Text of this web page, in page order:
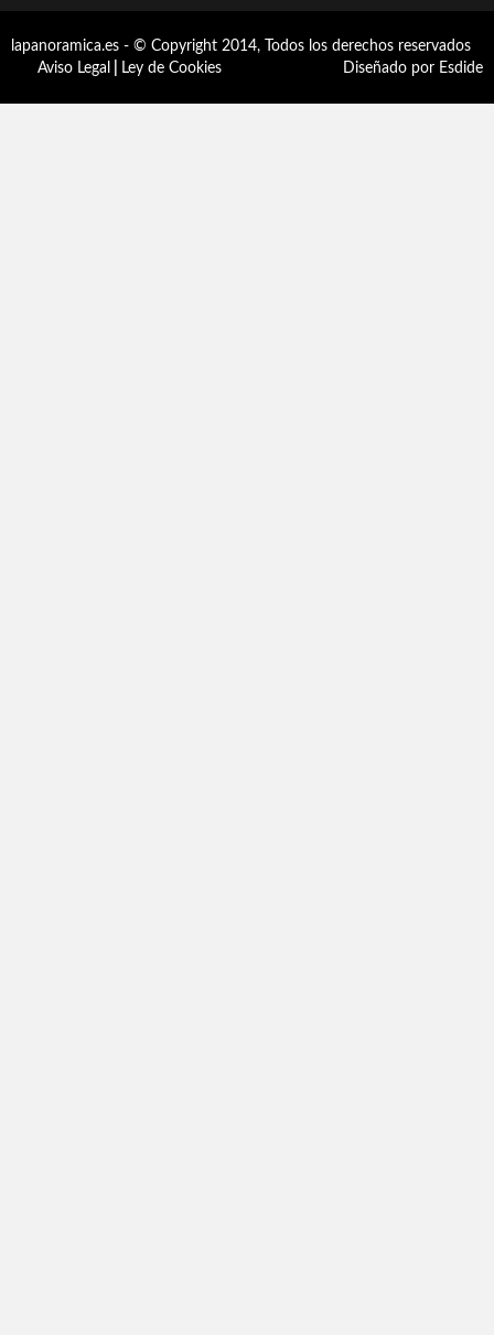
lapanoramica.es - © Copyright 2014, Todos los derechos reservados
Aviso Legal
Ley de Cookies Diseñado por Esdide